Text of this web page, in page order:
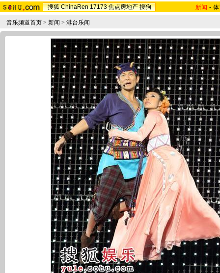
搜狐 ChinaRen 17173 焦点房地产 搜狗 新闻 -
音乐频道首页 > 新闻 > 港台乐闻